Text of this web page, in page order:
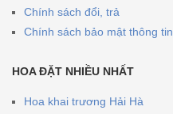
Chính sách đổi, trả
Chính sách bảo mật thông tin
HOA ĐẶT NHIỀU NHẤT
Hoa khai trương Hải Hà